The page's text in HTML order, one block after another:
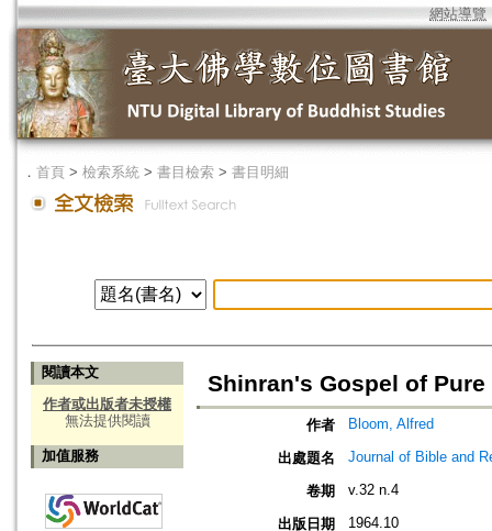
網站導覽
． 首頁 > 檢索系統 > 書目檢索 > 書目明細
閱讀本文
作者或出版者未授權
無法提供閱讀
加值服務
Shinran's Gospel of Pure
作者 Bloom, Alfred
出處題名 Journal of Bible and
卷期 v.32 n.4
出版日期 1964.10